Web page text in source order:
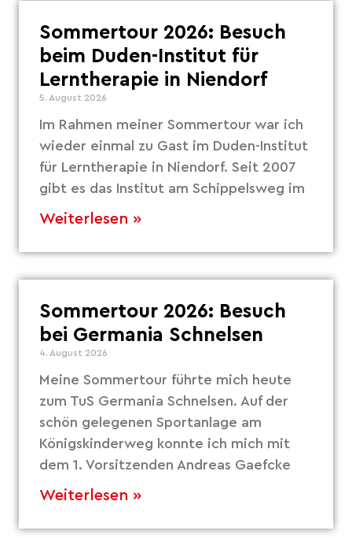
Sommertour 2026: Besuch
beim Duden-Institut für
Lerntherapie in Niendorf
5. August 2026
Im Rahmen meiner Sommertour war ich
wieder einmal zu Gast im Duden-Institut
für Lerntherapie in Niendorf. Seit 2007
gibt es das Institut am Schippelsweg im
Weiterlesen »
Sommertour 2026: Besuch
bei Germania Schnelsen
4. August 2026
Meine Sommertour führte mich heute
zum TuS Germania Schnelsen. Auf der
schön gelegenen Sportanlage am
Königskinderweg konnte ich mich mit
dem 1. Vorsitzenden Andreas Gaefcke
Weiterlesen »